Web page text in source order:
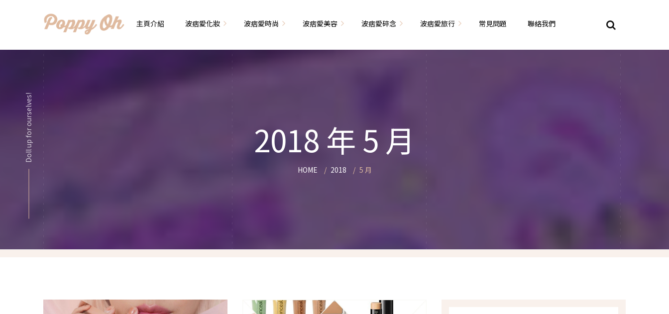
主頁介紹 波痞愛化妝
名人妝容解析
波痞愛時尚
時尚單品大採購
主題穿搭
波痞愛美容
簡易編髮教學
染燙日記
波痞愛碎念
小狗喔唷日記
波痞愛旅行
長灘島自由行
常見問題 聯絡我們
Doll up for ourselves! 2018 年 5 月
HOME 2018 5 月